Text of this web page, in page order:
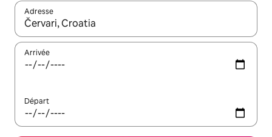
Adresse
Lorsque les résultats s'affichent, utilisez les flèches vers le
Arrivée
Départ